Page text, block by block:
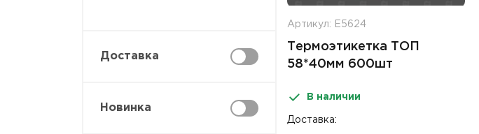
Доставка
Новинка
Артикул: Е5624
Термоэтикетка ТОП
58*40мм 600шт
В наличии
Доставка: